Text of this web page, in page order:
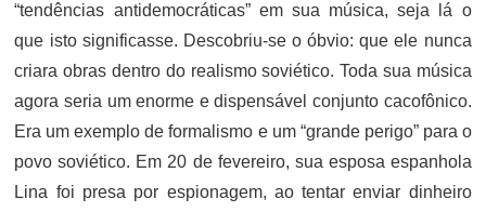
“tendências antidemocráticas” em sua música, seja lá o
que isto significasse. Descobriu-se o óbvio: que ele nunca
criara obras dentro do realismo soviético. Toda sua música
agora seria um enorme e dispensável conjunto cacofônico.
Era um exemplo de formalismo e um “grande perigo” para o
povo soviético. Em 20 de fevereiro, sua esposa espanhola
Lina foi presa por espionagem, ao tentar enviar dinheiro